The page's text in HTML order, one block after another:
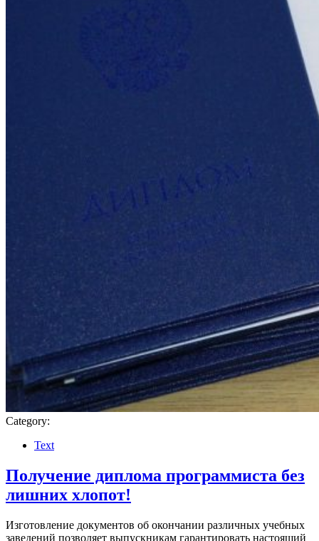
Category:
Text
Получение диплома программиста без
лишних хлопот!
Изготовление документов об окончании различных учебных
заведений позволяет выпускникам гарантировать настоящий